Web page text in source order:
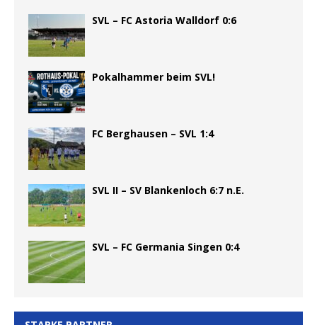
SVL – FC Astoria Walldorf 0:6
Pokalhammer beim SVL!
FC Berghausen – SVL 1:4
SVL II – SV Blankenloch 6:7 n.E.
SVL – FC Germania Singen 0:4